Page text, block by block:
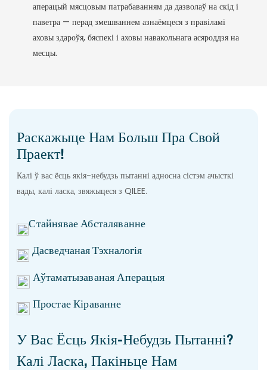
аперацый мясцовым патрабаванням да дазволаў на скід і
паветра — перад змешваннем азнаёмцеся з правіламі
аховы здароўя, бяспекі і аховы навакольнага асяроддзя на
месцы.
Раскажыце Нам Больш Пра Свой
Праект!
Калі ў вас ёсць якія-небудзь пытанні адносна сістэм ачысткі
вады, калі ласка, звяжыцеся з QILEE.
Стайнявае Абсталяванне
Дасведчаная Тэхналогія
Аўтаматызаваная Аперацыя
Простае Кіраванне
У Вас Ёсць Якія-Небудзь Пытанні?
Калі Ласка, Пакіньце Нам